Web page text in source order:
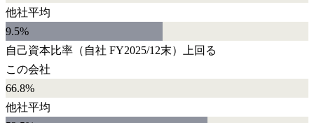
他社平均
9.5%
自己資本比率 （自社 FY2025/12末）
上回る
この会社
66.8%
他社平均